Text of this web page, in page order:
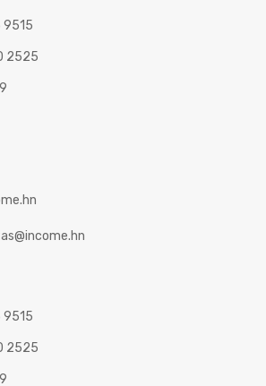
9515
2525
9515
2525